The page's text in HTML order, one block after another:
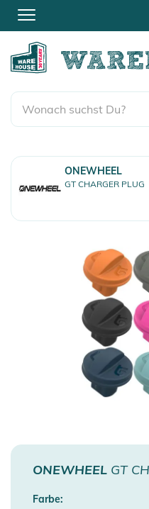
ONEWHEEL
GT CHARGER PLUG
ONEWHEEL GT
Farbe: